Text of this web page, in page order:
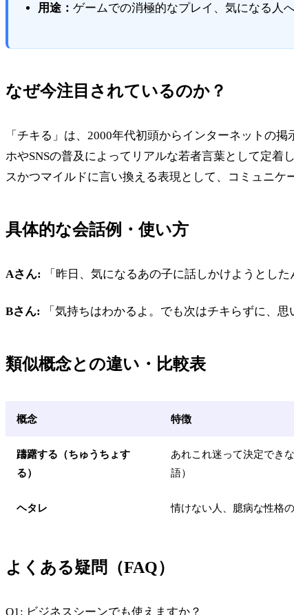
用途：ゲームでの消極的なプレイ、気になる人
なぜ今注目されているのか？
「チキる」は、2000年代初頭からインターネットの
ホやSNSの普及によってリアルな若者言葉として定
スかつマイルドに言い換える表現として、コミュニケ
具体的な会話例・使い方
Aさん: 「昨日、気になるあの子に話しかけようとし
Bさん: 「気持ちはわかるよ。でも次はチキらずに、思
類似概念との違い・比較表
概念 特徴
躊躇する（ちゅうちょす
る）
あれこれ迷って決定でき
語）
ヘタレ 情けない人、臆病な性格
よくある疑問（FAQ）
Q1: ビジネスシーンでも使えますか？